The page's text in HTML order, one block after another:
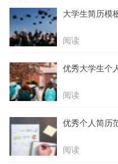
大学生简历模
阅读
优秀大学生个
阅读
优秀个人简历
阅读